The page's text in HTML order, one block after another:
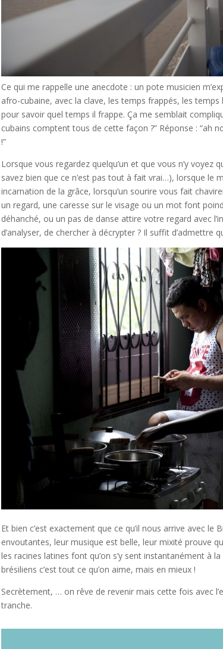
Ce qui me rappelle une anecdote : un pote musicien
afro-cubaine, avec la clave, les temps frappés, les
pour savoir quel temps il frappe. Ça me semblait
cubains comptent tous de cette façon ?” Réponse : “ah
!”
Lorsque vous regardez quelqu’un et que vous n’y
savez bien que ce n’est pas tout à fait vrai…), lorsque le
incarnation de la grâce, lorsqu’un sourire vous fait
un regard, une caresse sur le visage ou un mot font
déhanché, ou un pas de danse attire votre regard avec
d’analyser, de chercher à décrypter ? Il suffit d’admettre
Et bien c’est exactement que ce qu’il nous arrive avec le
envoutantes, leur musique est belle, leur mixité prouve
les racines latines font qu’on s’y sent instantanément à
brésiliens c’est tout ce qu’on aime, mais en mieux !
Secrètement, … on rêve de revenir mais cette fois avec
tranche.